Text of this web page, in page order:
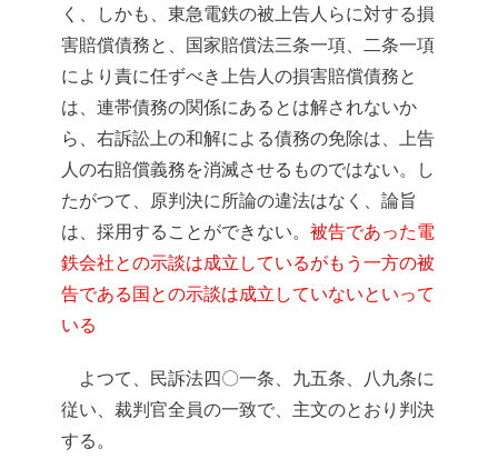
く、しかも、東急電鉄の被上告人らに対する損
害賠償債務と、国家賠償法三条一項、二条一項
により責に任ずべき上告人の損害賠償債務と
は、連帯債務の関係にあるとは解されないか
ら、右訴訟上の和解による債務の免除は、上告
人の右賠償義務を消滅させるものではない。し
たがつて、原判決に所論の違法はなく、論旨
は、採用することができない。 被告であった電
鉄会社との示談は成立しているがもう一方の被
告である国との示談は成立していないといって
いる
よつて、民訴法四〇一条、九五条、八九条に
従い、裁判官全員の一致で、主文のとおり判決
する。